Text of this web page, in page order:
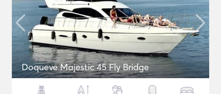
Doqueve Majestic 45 Fly Bridge